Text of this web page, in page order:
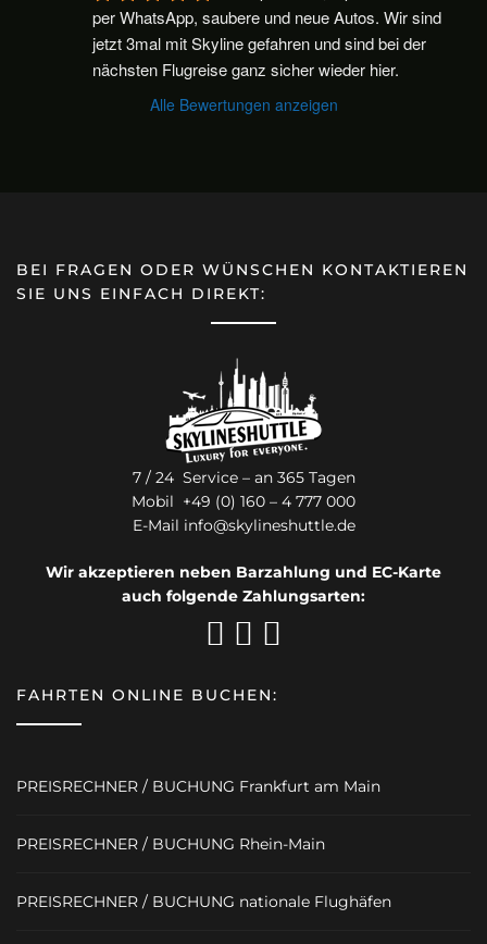
per WhatsApp, saubere und neue Autos. Wir sind
jetzt 3mal mit Skyline gefahren und sind bei der
nächsten Flugreise ganz sicher wieder hier.
Alle Bewertungen anzeigen
BEI FRAGEN ODER WÜNSCHEN KONTAKTIEREN
SIE UNS EINFACH DIREKT:
7 / 24 Service – an 365 Tagen
Mobil +49 (0) 160 – 4 777 000
E-Mail info@skylineshuttle.de
Wir akzeptieren neben Barzahlung und EC-Karte
auch folgende Zahlungsarten:
FAHRTEN ONLINE BUCHEN:
PREISRECHNER / BUCHUNG Frankfurt am Main
PREISRECHNER / BUCHUNG Rhein-Main
PREISRECHNER / BUCHUNG nationale Flughäfen